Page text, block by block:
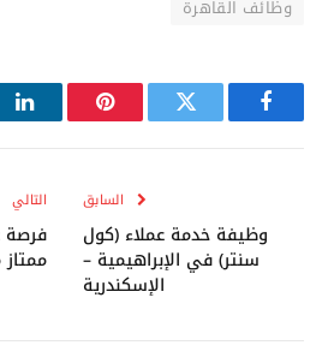
وظائف القاهرة
فيسبوك تويتر بينتيريست
السابق
وظيفة خدمة عملاء (كول
سنتر) في الإبراهيمية –
الإسكندرية
التالي
فرصة